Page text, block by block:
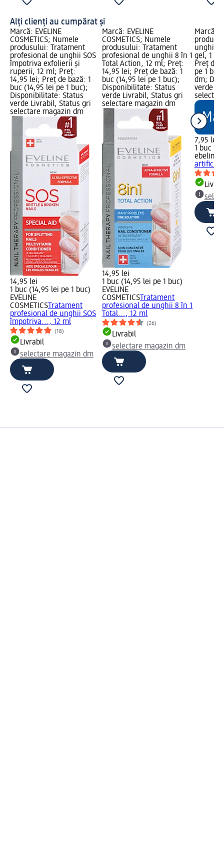
Alți clienți au cumpărat și
Marcă: EVELINE
COSMETICS; Numele
produsului: Tratament
profesional de unghii SOS
împotriva exfolierii și
ruperii, 12 ml; Preț:
14,95 lei; Preț de bază: 1
buc (14,95 lei pe 1 buc);
Disponibilitate: Status
verde Livrabil, Status gri
selectare magazin dm
14,95 lei
1 buc (14,95 lei pe 1 buc)
EVELINE
COSMETICSTratament
profesional de unghii SOS
împotriva..., 12 ml
(18)
Livrabil
selectare magazin dm
Marcă: EVELINE
COSMETICS; Numele
produsului: Tratament
profesional de unghii 8 în 1
Total Action, 12 ml; Preț:
14,95 lei; Preț de bază: 1
buc (14,95 lei pe 1 buc);
Disponibilitate: Status
verde Livrabil, Status gri
selectare magazin dm
14,95 lei
1 buc (14,95 lei pe 1 buc)
EVELINE
COSMETICSTratament
profesional de unghii 8 în 1
Total..., 12 ml
(26)
Livrabil
selectare magazin dm
Marcă:
unghii
gel, 1
Preț de
pe 1
dm;
verde
7,95 lei
1 buc
ebelin